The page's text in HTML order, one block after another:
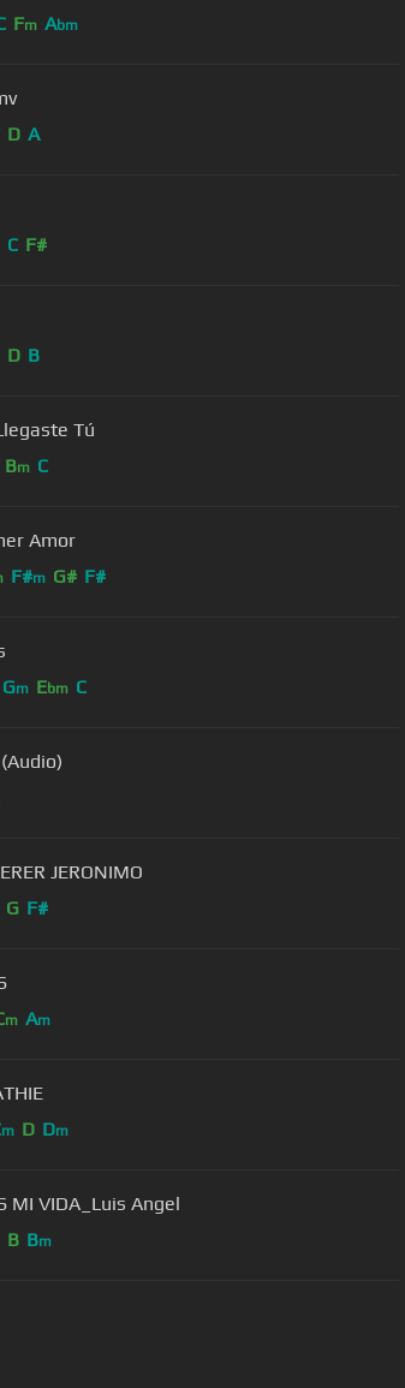
Fm Abm
D A
C F#
D B
Tú
Bm C
Amor
F#m G# F#
Gm Ebm C
JERONIMO
G F#
m Am
m D Dm
MI VIDA_Luis Angel
B Bm